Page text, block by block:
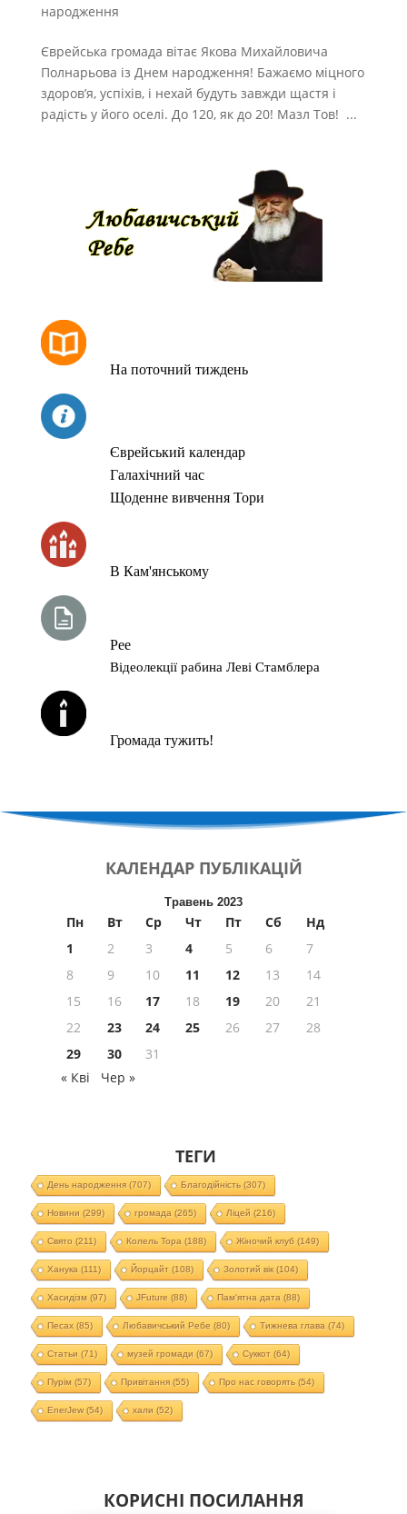
народження
Єврейська громада вітає Якова Михайловича
Полнарьова із Днем народження! Бажаємо міцного
здоров’я, успіхів, і нехай будуть завжди щастя і
радість у його оселі. До 120, як до 20! Мазл Тов! ...
На поточний тиждень
Єврейський календар
Галахічний час
Щоденне вивчення Тори
В Кам'янському
Рее
Відеолекції рабина Леві Стамблера
Громада тужить!
КАЛЕНДАР ПУБЛІКАЦІЙ
Травень 2023
Пн Вт Ср Чт Пт Сб
Нд
1
2 3 4 5 6
7
8
9 10 11 12 13
14
15
16 17 18 19 20
21
22
23 24 25 26 27
28
29
30
31
« Кві
Чер »
ТЕГИ
День народження(707) Благодійність(307)
Новини (299) громада (265) Ліцей (216)
Свято (211) Колель Тора (188) Жіночий клуб (149)
Ханука (111) Йорцайт (108) Золотий вік(104)
Хасидізм (97) JFuture (88) Пам'ятна дата (88)
Песах(85) Любавичський Ребе (80) Тижнева глава (74)
Статьи (71) музей громади (67) Суккот (64)
Пурім (57) Привітання(55) Про нас говорять(54)
EnerJew(54) хали (52)
КОРИСНІ ПОСИЛАННЯ